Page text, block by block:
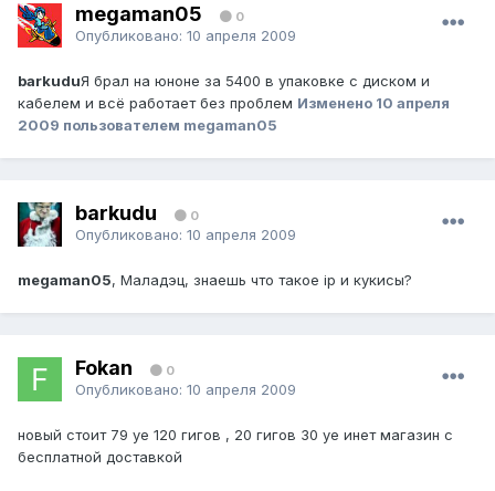
megaman05 0
Опубликовано: 10 апреля 2009
barkuduЯ брал на юноне за 5400 в упаковке с диском и
кабелем и всё работает без проблем Изменено 10 апреля
2009 пользователем megaman05
barkudu 0
Опубликовано: 10 апреля 2009
megaman05, Маладэц, знаешь что такое ip и кукисы?
Fokan 0
Опубликовано: 10 апреля 2009
новый стоит 79 уе 120 гигов , 20 гигов 30 уе инет магазин с
бесплатной доставкой